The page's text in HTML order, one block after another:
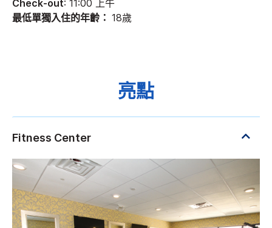
Check-out: 11:00 上午
最低單獨入住的年齡： 18歲
亮點